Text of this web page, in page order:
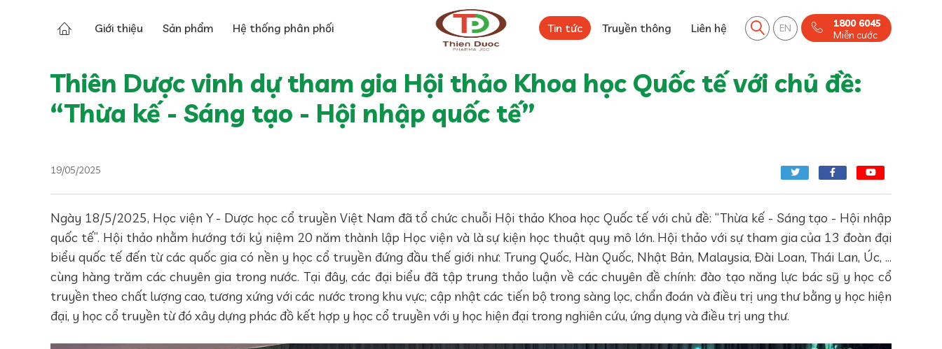
Giới thiệu Sản phẩm Hệ thống phân phối Tin tức Truyền thông Liên hệ EN
1800 6045
Miễn cước
Thiên Dược vinh dự tham gia Hội thảo Khoa học Quốc tế với chủ đề:
“Thừa kế - Sáng tạo - Hội nhập quốc tế”
19/05/2025
Ngày 18/5/2025, Học viện Y - Dược học cổ truyền Việt Nam đã tổ chức chuỗi Hội thảo Khoa học Quốc tế với chủ đề: “Thừa kế - Sáng tạo - Hội nhập
quốc tế”. Hội thảo nhằm hướng tới kỷ niệm 20 năm thành lập Học viện và là sự kiện học thuật quy mô lớn. Hội thảo với sự tham gia của 13 đoàn đại
biểu quốc tế đến từ các quốc gia có nền y học cổ truyền đứng đầu thế giới như: Trung Quốc, Hàn Quốc, Nhật Bản, Malaysia, Đài Loan, Thái Lan, Úc, ...
cùng hàng trăm các chuyên gia trong nước. Tại đây, các đại biểu đã tập trung thảo luận về các chuyên đề chính: đào tạo năng lực bác sỹ y học cổ
truyền theo chất lượng cao, tương xứng với các nước trong khu vực; cập nhật các tiến bộ trong sàng lọc, chẩn đoán và điều trị ung thư bằng y học hiện
đại, y học cổ truyền từ đó xây dựng phác đồ kết hợp y học cổ truyền với y học hiện đại trong nghiên cứu, ứng dụng và điều trị ung thư.